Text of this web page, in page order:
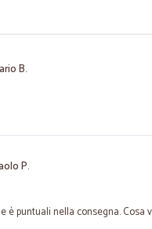
B.
P.
è puntuali nella consegna. Cosa